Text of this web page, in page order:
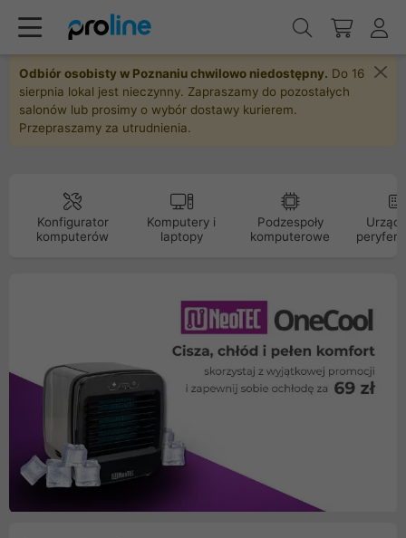
Odbiór osobisty w Poznaniu chwilowo niedostępny. Do 16
sierpnia lokal jest nieczynny. Zapraszamy do pozostałych
salonów lub prosimy o wybór dostawy kurierem.
Przepraszamy za utrudnienia.
Konfigurator
komputerów
Komputery i
laptopy
Podzespoły
komputerowe